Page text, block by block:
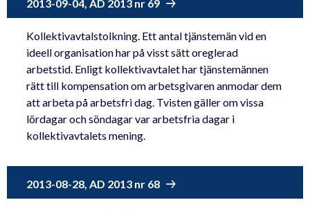
2013-09-04, AD 2013 nr 69
Kollektivavtalstolkning. Ett antal tjänstemän vid en
ideell organisation har på visst sätt oreglerad
arbetstid. Enligt kollektivavtalet har tjänstemännen
rätt till kompensation om arbetsgivaren anmodar dem
att arbeta på arbetsfri dag. Tvisten gäller om vissa
lördagar och söndagar var arbetsfria dagar i
kollektivavtalets mening.
2013-08-28, AD 2013 nr 68